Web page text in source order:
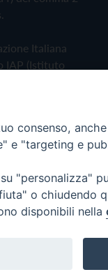
Italiana
IAP (Istituto
consenso,
e "targeting e
"personalizza"
o chiudendo
disponibili nella